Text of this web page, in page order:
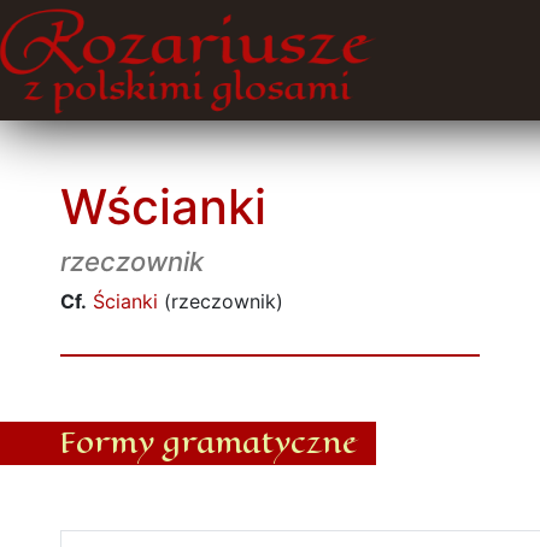
Wścianki
rzeczownik
Cf. Ścianki (rzeczownik)
Formy gramatyczne